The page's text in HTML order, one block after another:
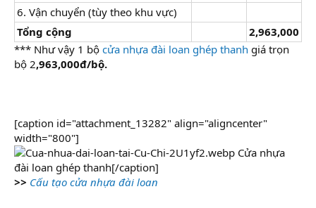
6. Vận chuyển (tùy theo khu vực)
Tổng cộng
2,963,000
*** Như vậy 1 bộ cửa nhựa đài loan ghép thanh giá trọn
bộ 2,963,000đ/bộ.
[caption id="attachment_13282" align="aligncenter"
width="800"]
Cửa nhựa
đài loan ghép thanh[/caption]
>> Cấu tạo cửa nhựa đài loan